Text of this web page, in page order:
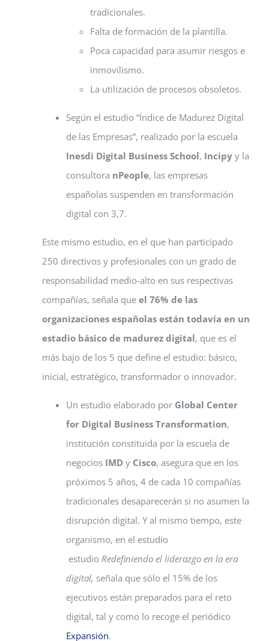
tradicionales.
Falta de formación de la plantilla.
Poca capacidad para asumir riesgos e
inmovilismo.
La utilización de procesos obsoletos.
Según el estudio “Índice de Madurez Digital
de las Empresas”, realizado por la escuela
Inesdi Digital Business School, Incipy y la
consultora nPeople, las empresas
españolas suspenden en transformación
digital con 3,7.
Este mismo estudio, en el que han participado
250 directivos y profesionales con un grado de
responsabilidad medio-alto en sus respectivas
compañías, señala que el 76% de las
organizaciones españolas están todavía en un
estadio básico de madurez digital, que es el
más bajo de los 5 que define el estudio: básico,
inicial, estratégico, transformador o innovador.
Un estudio elaborado por Global Center
for Digital Business Transformation,
institución constituida por la escuela de
negocios IMD y Cisco, asegura que en los
próximos 5 años, 4 de cada 10 compañías
tradicionales desaparecerán si no asumen la
disrupción digital. Y al mismo tiempo, este
organismo, en el estudio
estudio Redefiniendo el liderazgo en la era
digital, señala que sólo el 15% de los
ejecutivos están preparados para el reto
digital, tal y como lo recoge el periódico
Expansión.